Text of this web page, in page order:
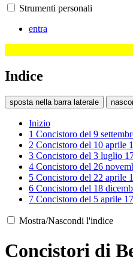
Strumenti personali
entra
Indice
sposta nella barra laterale
Inizio
1 Concistoro del 9
2 Concistoro del 10 aprile
3 Concistoro del 3 luglio
4 Concistoro del 26
5 Concistoro del 22 aprile
6 Concistoro del 18
7 Concistoro del 5 aprile
Mostra/Nascondi l'indice
Concistori di